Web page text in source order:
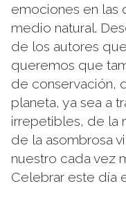
emociones en las
medio natural.
de los autores
queremos que
de conservación,
planeta, ya sea a
irrepetibles, de la
de la asombrosa
nuestro cada vez
Celebrar este día